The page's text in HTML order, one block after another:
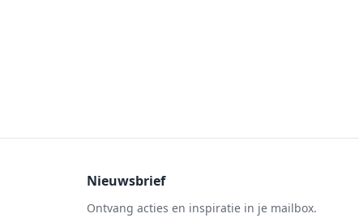
Nieuwsbrief
Ontvang acties en inspiratie in je mailbox.